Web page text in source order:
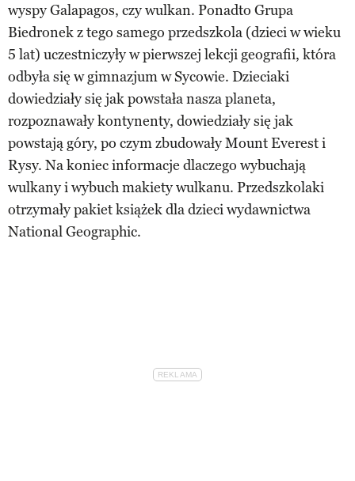
wyspy Galapagos, czy wulkan. Ponadto Grupa
Biedronek z tego samego przedszkola (dzieci w wieku
5 lat) uczestniczyły w pierwszej lekcji geografii, która
odbyła się w gimnazjum w Sycowie. Dzieciaki
dowiedziały się jak powstała nasza planeta,
rozpoznawały kontynenty, dowiedziały się jak
powstają góry, po czym zbudowały Mount Everest i
Rysy. Na koniec informacje dlaczego wybuchają
wulkany i wybuch makiety wulkanu. Przedszkolaki
otrzymały pakiet książek dla dzieci wydawnictwa
National Geographic.